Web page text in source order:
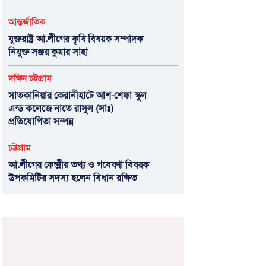
আন্তর্জাতিক
যুক্তরাষ্ট্র আ.লীগের কৃষি বিষয়ক সম্পাদক
নিযুক্ত সঞ্জয় কুমার সাহা
দক্ষিন চট্টগ্রাম
সাতকানিয়ার কেরানীহাটে আশ্-শেফা স্কুল
এন্ড কলেজে নাতে রাসুল (সাঃ)
প্রতিযোগিতা সম্পন্ন
চট্টগ্রাম
আ.লীগের কেন্দ্রীয় তথ্য ও গবেষণা বিষয়ক
উপকমিটির সদস্য হলেন বিধান রক্ষিত